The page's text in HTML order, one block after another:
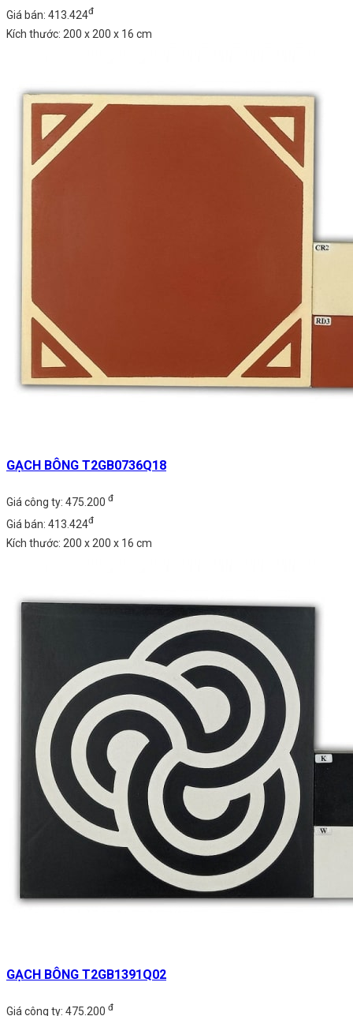
Giá bán: 413.424đ
Kích thước: 200 x 200 x 16 cm
GẠCH BÔNG T2GB0736Q18
Giá công ty: 475.200 đ
Giá bán: 413.424đ
Kích thước: 200 x 200 x 16 cm
GẠCH BÔNG T2GB1391Q02
Giá công ty: 475.200 đ